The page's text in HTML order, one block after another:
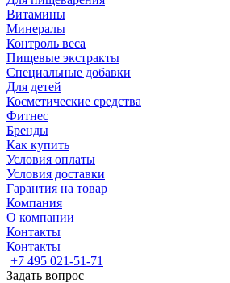
Витамины
Минералы
Контроль веса
Пищевые экстракты
Специальные добавки
Для детей
Косметические средства
Фитнес
Бренды
Как купить
Условия оплаты
Условия доставки
Гарантия на товар
Компания
О компании
Контакты
Контакты
+7 495 021-51-71
Задать вопрос